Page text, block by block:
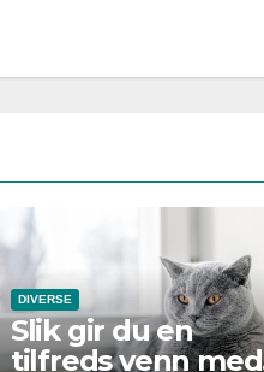
DIVERSE
Slik gir du en
tilfreds venn med